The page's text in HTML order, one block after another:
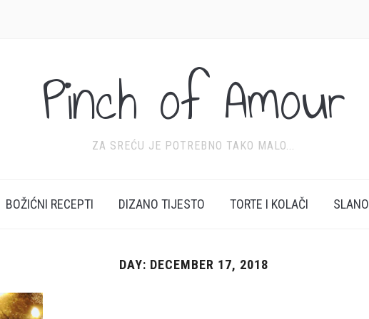
Pinch of Amour
ZA SREĆU JE POTREBNO TAKO MALO...
BOŽIĆNI RECEPTI DIZANO TIJESTO TORTE I KOLAČI SLANO
DAY: DECEMBER 17, 2018